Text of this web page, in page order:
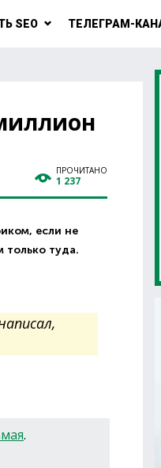
SEO ТЕЛЕГРАМ-
ПРОЧИТАНО
1 237
если не
только туда.
.